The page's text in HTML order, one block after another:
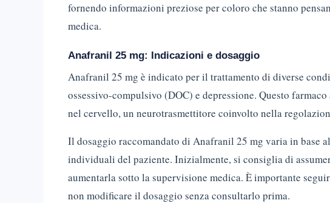
fornendo informazioni preziose per coloro che stanno
medica.
Anafranil 25 mg: Indicazioni e dosaggio
Anafranil 25 mg è indicato per il trattamento di diverse
ossessivo-compulsivo (DOC) e depressione. Questo
nel cervello, un neurotrasmettitore coinvolto nella
Il dosaggio raccomandato di Anafranil 25 mg varia in base
individuali del paziente. Inizialmente, si consiglia di
aumentarla sotto la supervisione medica. È importante
non modificare il dosaggio senza consultarlo prima.